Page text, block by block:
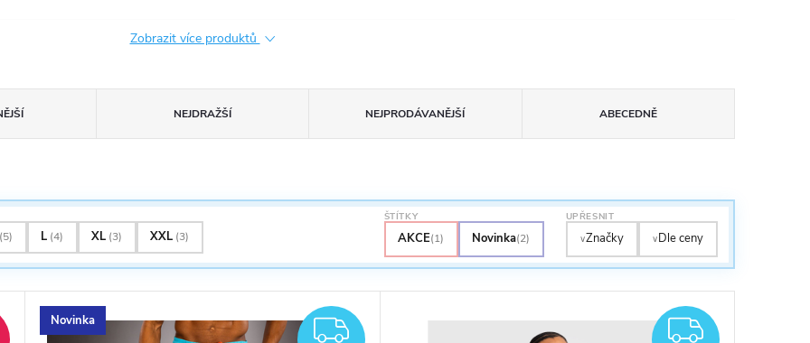
Zobrazit více produktů
NEJDRAŽŠÍ NEJPRODÁVANĚJŠÍ ABECEDNĚ
(5) L (4) XL (3) XXL (3)
ŠTÍTKY
AKCE(1) Novinka(2)
UPŘESNIT
∨Značky ∨Dle ceny
Novinka ZDARMA